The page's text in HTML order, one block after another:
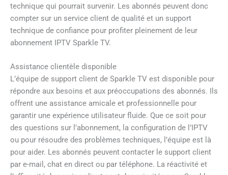
technique qui pourrait survenir. Les abonnés peuvent donc
compter sur un service client de qualité et un support
technique de confiance pour profiter pleinement de leur
abonnement IPTV Sparkle TV.
Assistance clientèle disponible
L’équipe de support client de Sparkle TV est disponible pour
répondre aux besoins et aux préoccupations des abonnés. Ils
offrent une assistance amicale et professionnelle pour
garantir une expérience utilisateur fluide. Que ce soit pour
des questions sur l’abonnement, la configuration de l’IPTV
ou pour résoudre des problèmes techniques, l’équipe est là
pour aider. Les abonnés peuvent contacter le support client
par e-mail, chat en direct ou par téléphone. La réactivité et